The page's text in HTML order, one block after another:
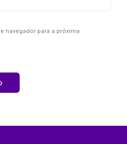
navegador para a próxima